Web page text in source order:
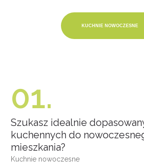
KUCHNIE NOWOCZESNE
01.
Szukasz idealnie
kuchennych do
mieszkania?
Kuchnie nowoczesne